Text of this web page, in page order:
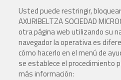
Usted puede restringir,
AXURIBELTZA SOCIEDAD
otra página web utilizando su
navegador la operativa es
cómo hacerlo en el menú de
se establece el procedimiento
más información: